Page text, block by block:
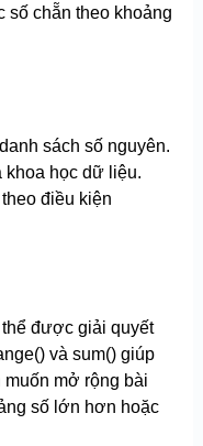
số chẵn theo khoảng
sách số nguyên.
khoa học dữ liệu.
điều kiện
được giải quyết
và sum() giúp
mở rộng bài
số lớn hơn hoặc